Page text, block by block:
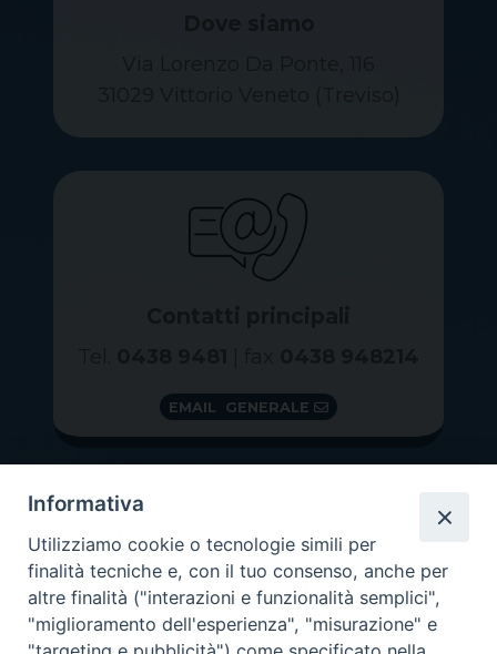
EMAIL GENERALE
Informativa
Utilizziamo cookie o tecnologie simili per
finalità tecniche e, con il tuo consenso, anche per
altre finalità ("interazioni e funzionalità semplici",
"miglioramento dell'esperienza", "misurazione" e